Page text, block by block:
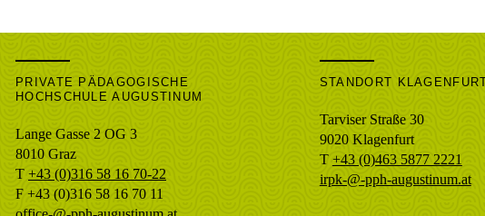
PRIVATE PÄDAGOGISCHE
HOCHSCHULE AUGUSTINUM
Lange Gasse 2 OG 3
8010 Graz
T +43 (0)316 58 16 70-22
F +43 (0)316 58 16 70 11
STANDORT
Tarviser Straße 30
9020 Klagenfurt
T +43 (0)463 5877 2221
irpk-@-pph-augustinum.at